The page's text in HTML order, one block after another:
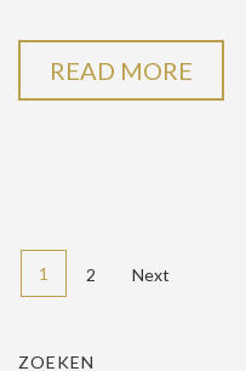
READ MORE
1 2 Next
ZOEKEN